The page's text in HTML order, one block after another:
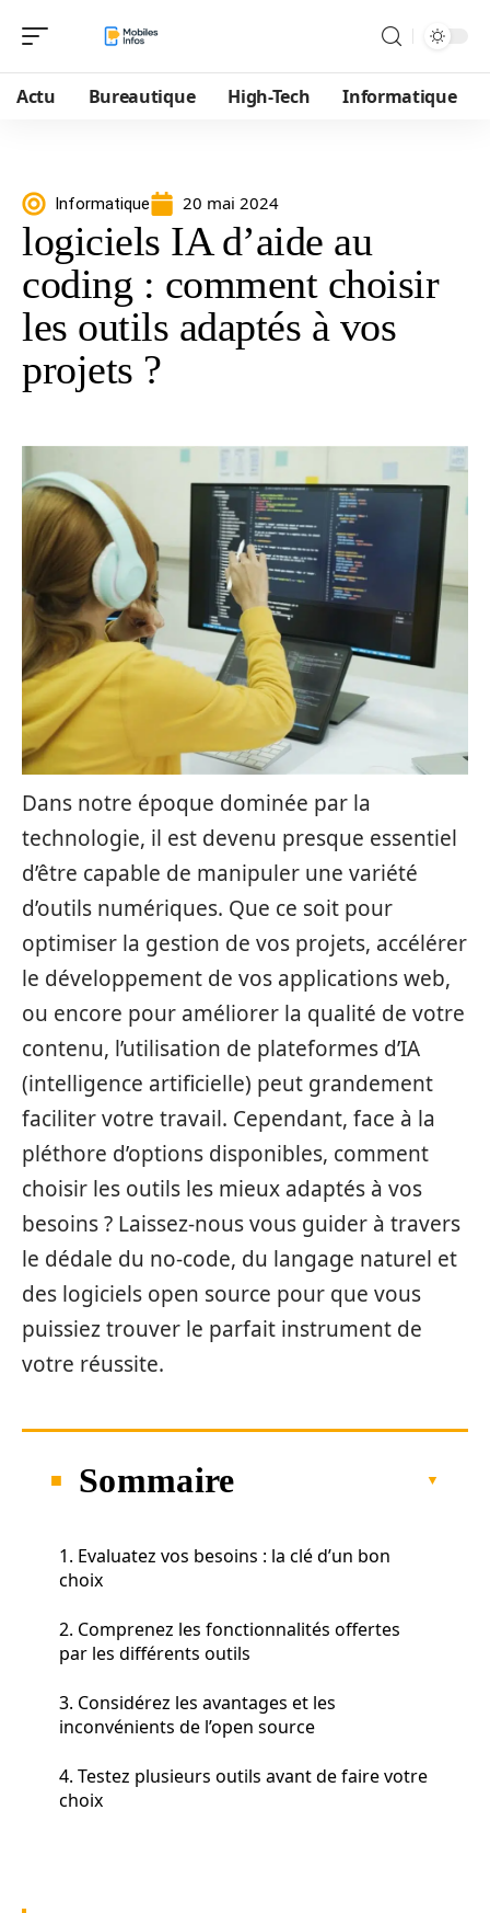
Actu Bureautique High-Tech Informatique
Informatique 20 mai 2024
logiciels IA d’aide au
coding : comment choisir
les outils adaptés à vos
projets ?
Dans notre époque dominée par la
technologie, il est devenu presque essentiel
d’être capable de manipuler une variété
d’outils numériques. Que ce soit pour
optimiser la gestion de vos projets, accélérer
le développement de vos applications web,
ou encore pour améliorer la qualité de votre
contenu, l’utilisation de plateformes d’IA
(intelligence artificielle) peut grandement
faciliter votre travail. Cependant, face à la
pléthore d’options disponibles, comment
choisir les outils les mieux adaptés à vos
besoins ? Laissez-nous vous guider à travers
le dédale du no-code, du langage naturel et
des logiciels open source pour que vous
puissiez trouver le parfait instrument de
votre réussite.
Sommaire
1. Evaluatez vos besoins : la clé d’un bon
choix
2. Comprenez les fonctionnalités offertes
par les différents outils
3. Considérez les avantages et les
inconvénients de l’open source
4. Testez plusieurs outils avant de faire votre
choix